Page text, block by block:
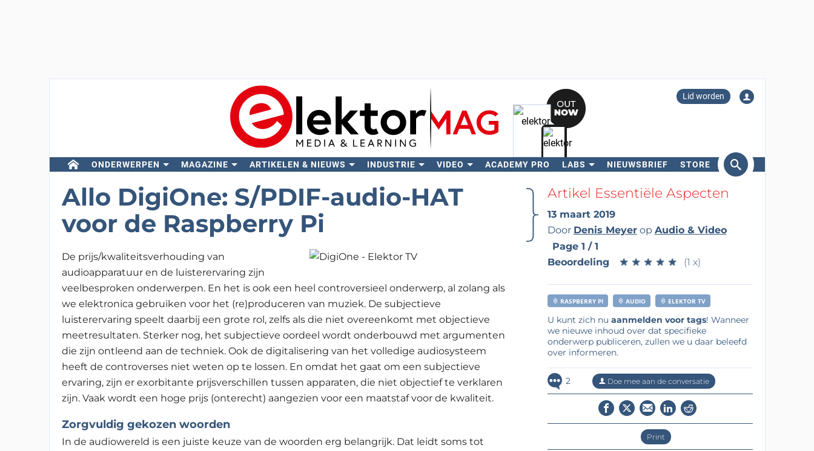
Lid worden
ONDERWERPEN MAGAZINE ARTIKELEN & NIEUWS INDUSTRIE VIDEO ACADEMY PRO LABS NIEUWSBRIEF STORE
Zoeken
Allo DigiOne: S/PDIF-audio-HAT
voor de Raspberry Pi
De prijs/kwaliteitsverhouding van
audioapparatuur en de luisterervaring zijn
veelbesproken onderwerpen. En het is ook een heel controversieel onderwerp, al zolang als
we elektronica gebruiken voor het (re)produceren van muziek. De subjectieve
luisterervaring speelt daarbij een grote rol, zelfs als die niet overeenkomt met objectieve
meetresultaten. Sterker nog, het subjectieve oordeel wordt onderbouwd met argumenten
die zijn ontleend aan de techniek. Ook de digitalisering van het volledige audiosysteem
heeft de controverses niet weten op te lossen. En omdat het gaat om een subjectieve
ervaring, zijn er exorbitante prijsverschillen tussen apparaten, die niet objectief te verklaren
zijn. Vaak wordt een hoge prijs (onterecht) aangezien voor een maatstaf voor de kwaliteit.
Zorgvuldig gekozen woorden
In de audiowereld is een juiste keuze van de woorden erg belangrijk. Dat leidt soms tot
Artikel Essentiële Aspecten
13 maart 2019
Door Denis Meyerop Audio & Video
Page 1 / 1
Beoordeling
★ ★ ★ ★ ★
★ ★ ★ ★ ★ (1 x)
RASPBERRY PI AUDIO ELEKTOR TV
U kunt zich nu aanmelden voor tags! Wanneer
we nieuwe inhoud over dat specifieke
onderwerp publiceren, zullen we u daar beleefd
over informeren.
2 Doe mee aan de conversatie
Print